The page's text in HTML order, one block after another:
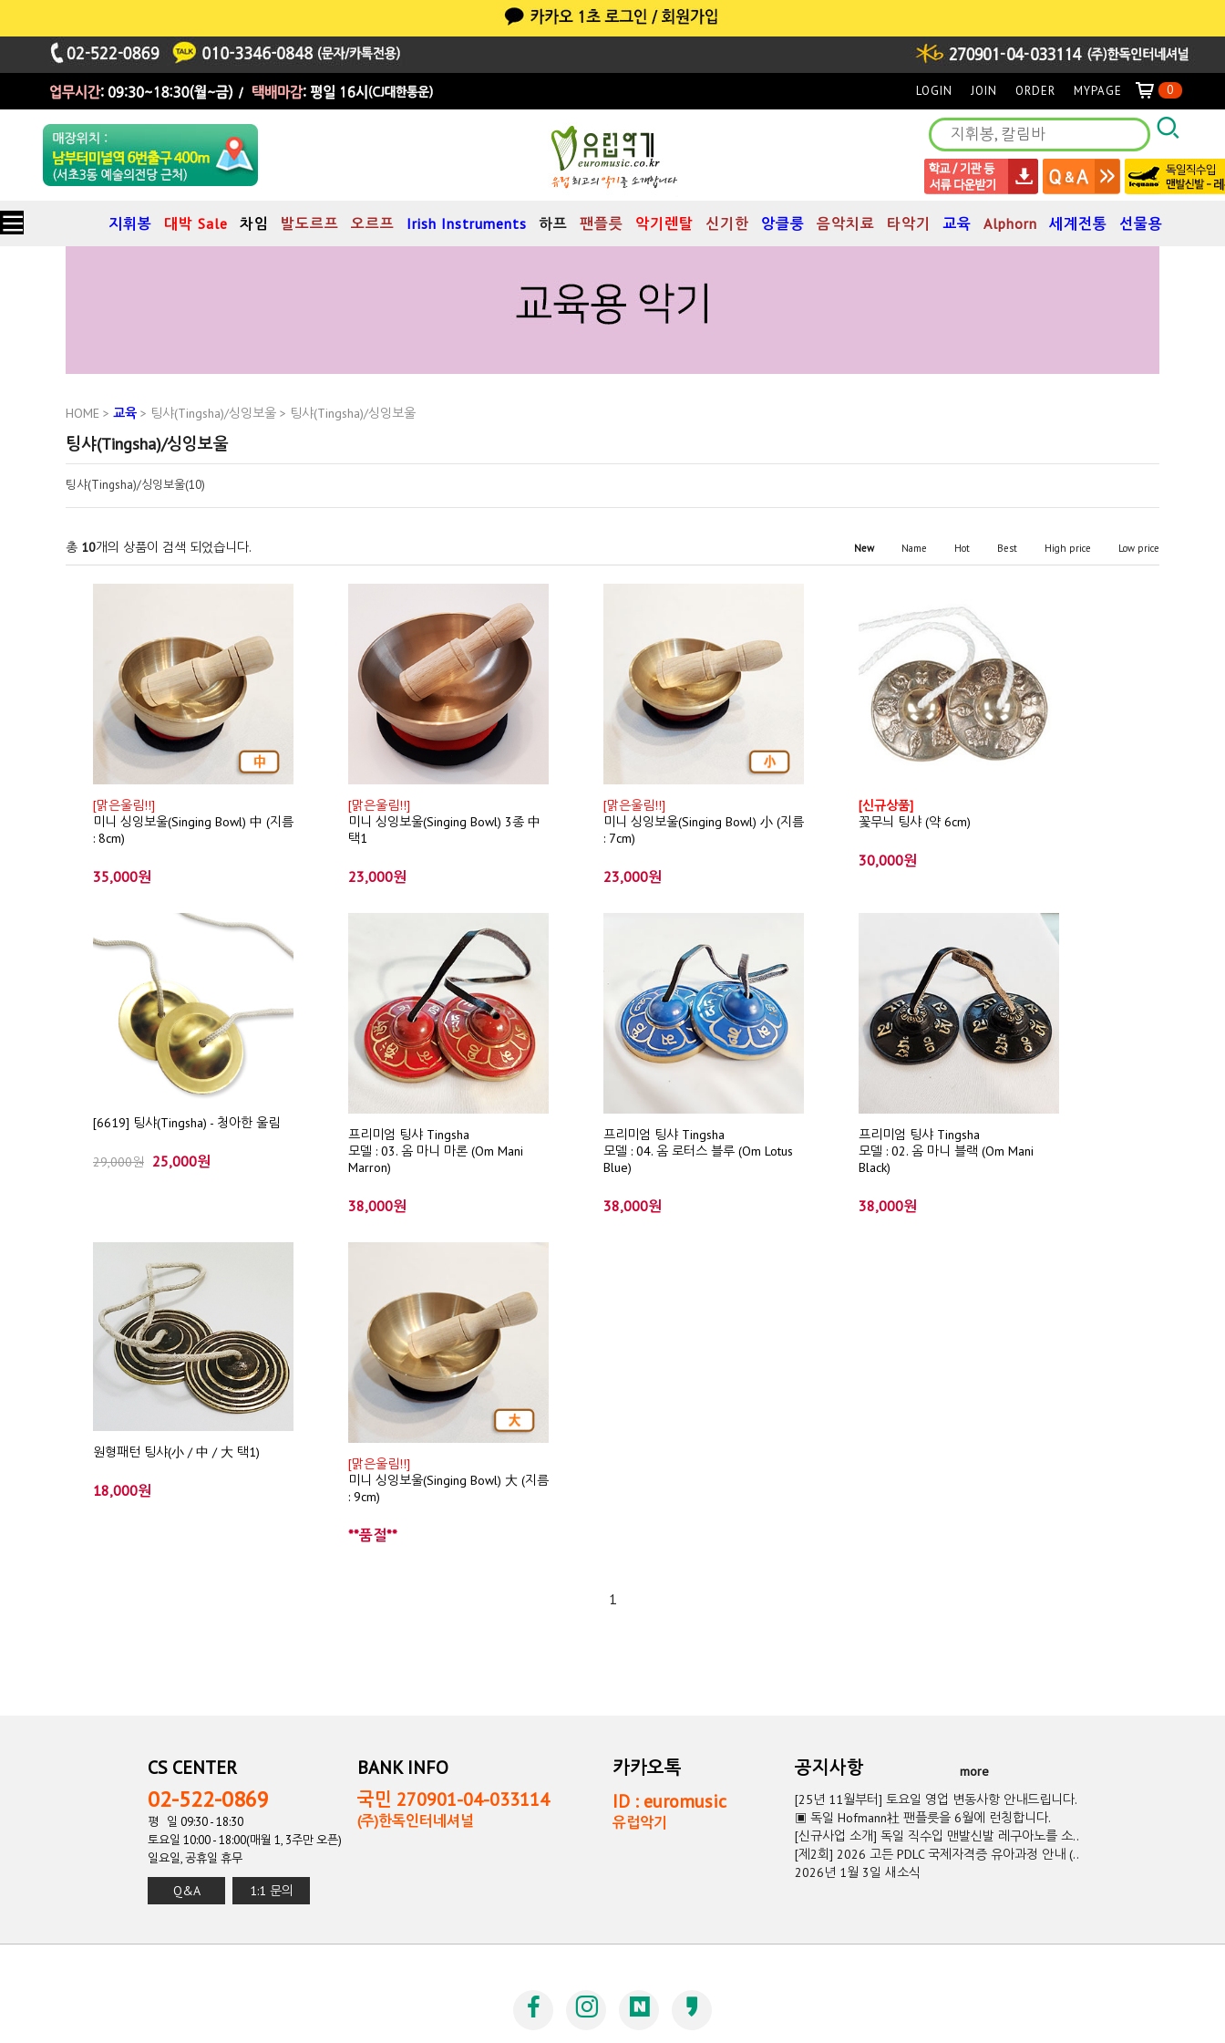
LOGIN JOIN ORDER MYPAGE 0
지휘봉 대박 Sale 차임 발도르프 오르프 Irish Instruments 하프 팬플릇 악기렌탈 신기한 앙클룽 음악치료 타악기 교육 Alphorn 세계전통 선물용
HOME > 교육 > 팅샤(Tingsha)/싱잉보울 > 팅샤(Tingsha)/싱잉보울
팅샤(Tingsha)/싱잉보울
팅샤(Tingsha)/싱잉보울(10)
총 10개의 상품이 검색 되었습니다. New Name Hot Best High price Low price
[맑은울림!!]
미니 싱잉보울(Singing Bowl) 中 (지름
: 8cm)
35,000원
[맑은울림!!]
미니 싱잉보울(Singing Bowl) 3종 中
택1
23,000원
[맑은울림!!]
미니 싱잉보울(Singing Bowl) 小 (지름
: 7cm)
23,000원
[신규상품]
꽃무늬 팅샤 (약 6cm)
30,000원
[6619] 팅샤(Tingsha) - 청아한 울림
29,000원 25,000원
프리미엄 팅샤 Tingsha
모델 : 03. 옴 마니 마론 (Om Mani
Marron)
38,000원
프리미엄 팅샤 Tingsha
모델 : 04. 옴 로터스 블루 (Om Lotus
Blue)
38,000원
프리미엄 팅샤 Tingsha
모델 : 02. 옴 마니 블랙 (Om Mani
Black)
38,000원
원형패턴 팅샤(小 / 中 / 大 택1)
18,000원
[맑은울림!!]
미니 싱잉보울(Singing Bowl) 大 (지름
: 9cm)
**품절**
1
CS CENTER
02-522-0869
평 일 09:30 - 18:30
토요일 10:00 - 18:00(매월 1, 3주만 오픈)
일요일, 공휴일 휴무
Q&A 1:1 문의
BANK INFO
국민 270901-04-033114
(주)한독인터네셔널
카카오톡
ID : euromusic
유럽악기
공지사항
more
[25년 11월부터] 토요일 영업 변동사항 안내드립니다.
▣ 독일 Hofmann社 팬플릇을 6월에 런칭합니다.
[신규사업 소개] 독일 직수입 맨발신발 레구아노를 소..
[제2회] 2026 고든 PDLC 국제자격증 유아과정 안내 (..
2026년 1월 3일 새소식